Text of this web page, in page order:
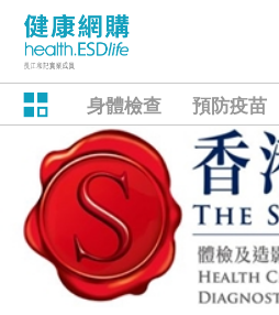
身體檢查 預防疫苗